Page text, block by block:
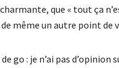
que « tout ça
même un autre point de
go : je n’ai pas d’opinion